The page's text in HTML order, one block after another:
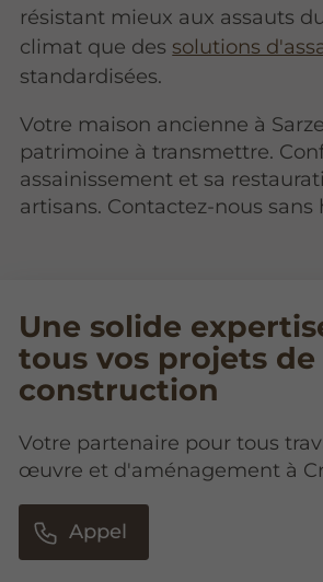
résistant mieux aux assauts
climat que des solutions
standardisées.
Votre maison ancienne à
patrimoine à transmettre.
assainissement et sa
artisans. Contactez-nous sans
Une solide
tous vos projets de
construction
Votre partenaire pour tous
œuvre et d'aménagement à
Appel